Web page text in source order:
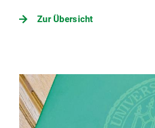
Zur Übersicht